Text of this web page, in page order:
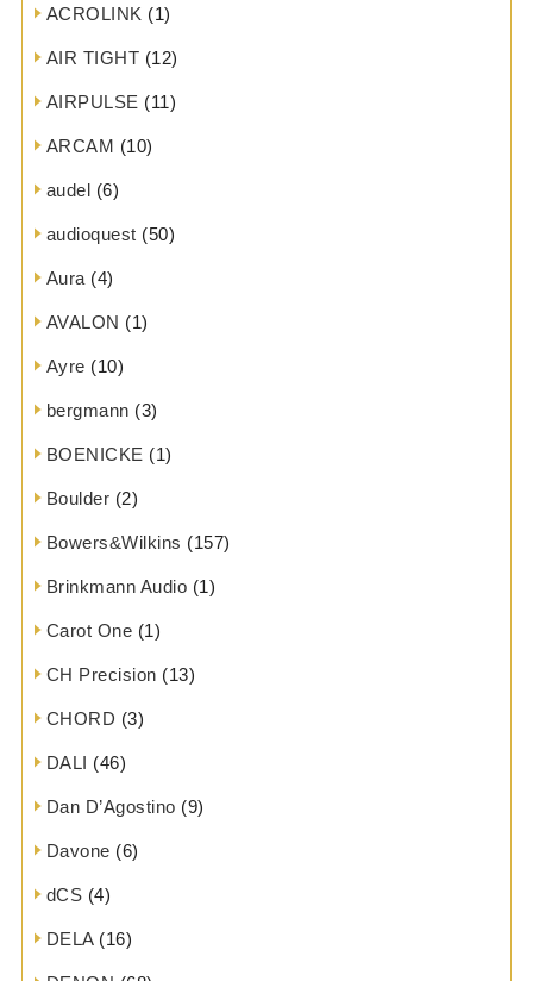
ACROLINK (1)
AIR TIGHT (12)
AIRPULSE (11)
ARCAM (10)
audel (6)
audioquest (50)
Aura (4)
AVALON (1)
Ayre (10)
bergmann (3)
BOENICKE (1)
Boulder (2)
Bowers&Wilkins (157)
Brinkmann Audio (1)
Carot One (1)
CH Precision (13)
CHORD (3)
DALI (46)
Dan D’Agostino (9)
Davone (6)
dCS (4)
DELA(16)